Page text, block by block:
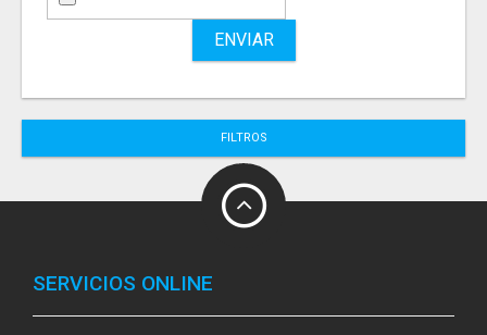
ENVIAR
FILTROS
SERVICIOS ONLINE